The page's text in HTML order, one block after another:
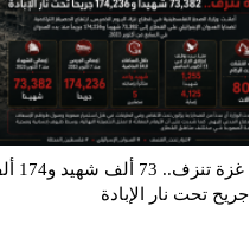
غزة تنزف..
جريح تحت نار الإبادة